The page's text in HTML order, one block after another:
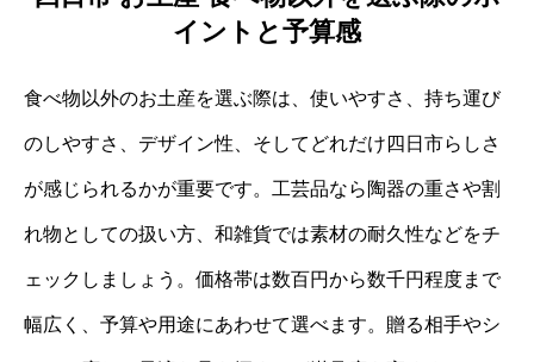
イントと予算感
食べ物以外のお土産を選ぶ際は、使いやすさ、持ち運び
のしやすさ、デザイン性、そしてどれだけ四日市らしさ
が感じられるかが重要です。工芸品なら陶器の重さや割
れ物としての扱い方、和雑貨では素材の耐久性などをチ
ェックしましょう。価格帯は数百円から数千円程度まで
幅広く、予算や用途にあわせて選べます。贈る相手やシ